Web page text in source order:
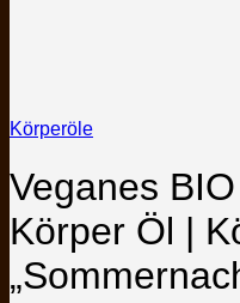
Körperöle
Veganes
Körper Öl |